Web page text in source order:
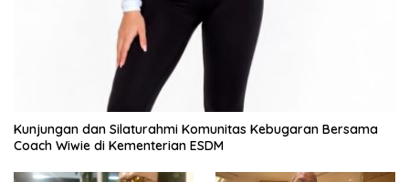
Kunjungan dan Silaturahmi Komunitas Kebugaran Bersama
Coach Wiwie di Kementerian ESDM